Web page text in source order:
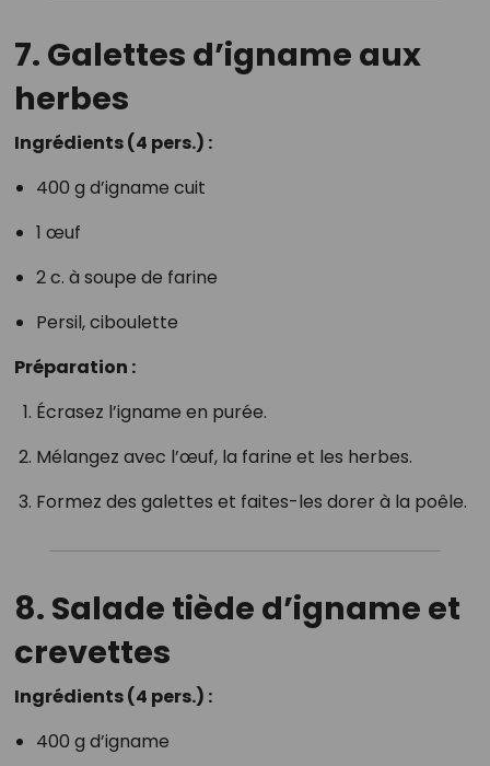
7. Galettes d’igname aux
herbes
Ingrédients (4 pers.) :
400 g d’igname cuit
1 œuf
2 c. à soupe de farine
Persil, ciboulette
Préparation :
Écrasez l’igname en purée.
Mélangez avec l’œuf, la farine et les herbes.
Formez des galettes et faites-les dorer à la poêle.
8. Salade tiède d’igname et
crevettes
Ingrédients (4 pers.) :
400 g d’igname